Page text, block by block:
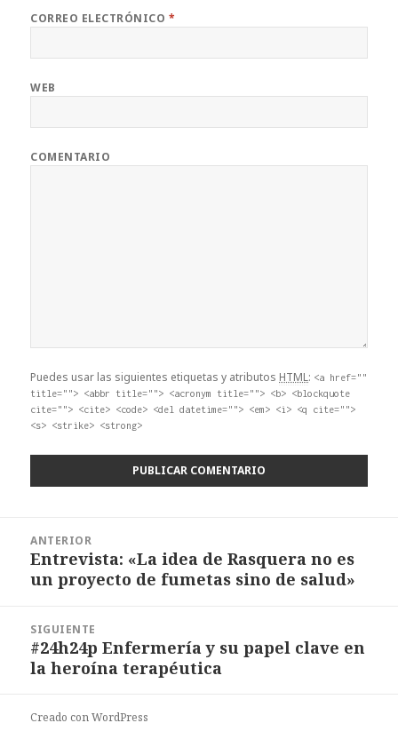
CORREO ELECTRÓNICO *
WEB
COMENTARIO
Puedes usar las siguientes etiquetas y atributos HTML: <a href=""
title=""> <abbr title=""> <acronym title=""> <b> <blockquote
cite=""> <cite> <code> <del datetime=""> <em> <i> <q cite="">
<s> <strike> <strong>
ANTERIOR
Entrada
anterior:
Entrevista: «La idea de Rasquera no es
un proyecto de fumetas sino de salud»
SIGUIENTE
Entrada
siguiente:
#24h24p Enfermería y su papel clave en
la heroína terapéutica
Creado con WordPress